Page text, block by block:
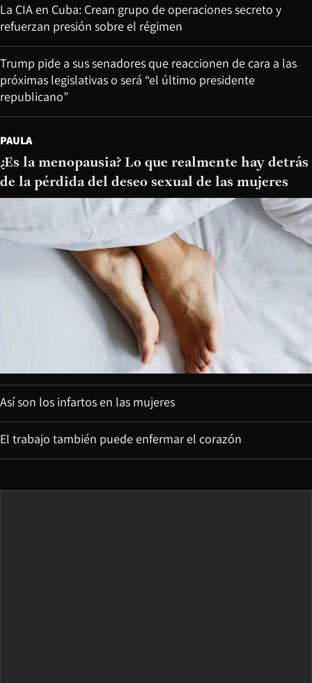
La CIA en Cuba: Crean grupo de operaciones secreto y
refuerzan presión sobre el régimen
Trump pide a sus senadores que reaccionen de cara a las
próximas legislativas o será “el último presidente
republicano”
PAULA
¿Es la menopausia? Lo que realmente hay detrás
de la pérdida del deseo sexual de las mujeres
Así son los infartos en las mujeres
El trabajo también puede enfermar el corazón